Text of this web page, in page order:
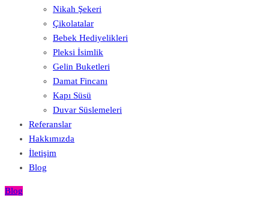
Nikah Şekeri
Çikolatalar
Bebek Hediyelikleri
Pleksi İsimlik
Gelin Buketleri
Damat Fincanı
Kapı Süsü
Duvar Süslemeleri
Referanslar
Hakkımızda
İletişim
Blog
Blog